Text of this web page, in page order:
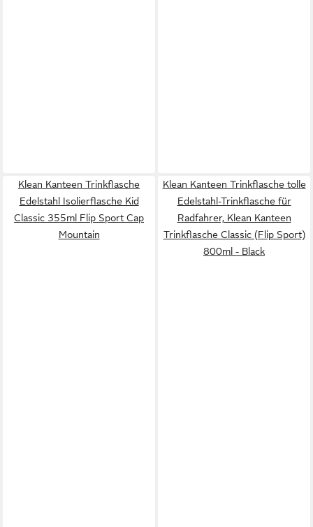
Klean Kanteen Trinkflasche
Edelstahl Isolierflasche Kid
Classic 355ml Flip Sport Cap
Mountain
Klean Kanteen Trinkflasche tolle
Edelstahl-Trinkflasche für
Radfahrer, Klean Kanteen
Trinkflasche Classic (Flip Sport)
800ml - Black